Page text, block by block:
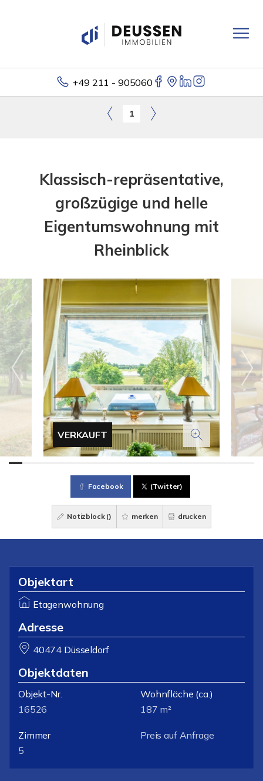
+49 211 - 905060
1
Klassisch-repräsentative,
großzügige und helle
Eigentumswohnung mit
Rheinblick
VERKAUFT
Facebook (Twitter)
Notizblock () merken drucken
Objektart
Etagenwohnung
Adresse
40474 Düsseldorf
Objektdaten
Objekt-Nr.
16526
Wohnfläche (ca.)
187 m²
Zimmer
5
Preis auf Anfrage